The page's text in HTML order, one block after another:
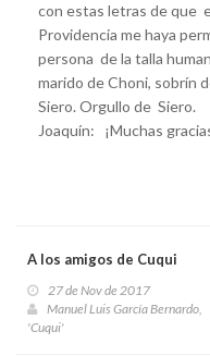
con estas letras de que
Providencia me haya
persona de la talla
marido de Choni, sobrín
Siero. Orgullo de Siero.
Joaquín: ¡Muchas
A los amigos de Cuqui
27 de Nov de 2017
Manuel Luis García Bernardo,
'Cuqui'